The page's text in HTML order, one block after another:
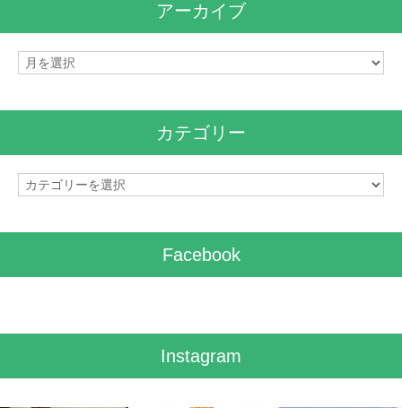
アーカイブ
ア
カテゴリー
カ
Facebook
Instagram